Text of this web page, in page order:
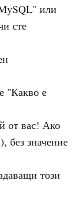
или
сте
"Какво е
от вас! Ако
без значение
този